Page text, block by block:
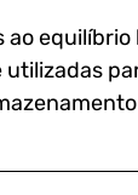
ao